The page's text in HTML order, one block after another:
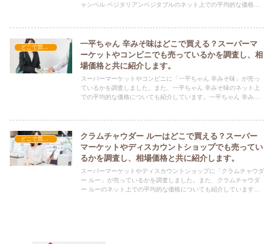
ャンベル ベジタリアンベジタブルのネット上での平均的な価格に
一平ちゃん 辛みそ味はどこで買える？スーパーマ
ーケットやコンビニでも売っているかを調査し、相
場価格と共に紹介します。
スーパーマーケットやコンビニに「一平ちゃん 辛みそ味」が売っ
ているかを調査しました。また、一平ちゃん 辛みそ味のネット上
での平均的な価格についても紹介しています。一平ちゃん 辛みそ
どこで買える？-食品・食材
クラムチャウダー ルーはどこで買える？スーパー
マーケットやディスカウントショップでも売ってい
るかを調査し、相場価格と共に紹介します。
スーパーマーケットやディスカウントショップに「クラムチャウダ
ー ルー」が売っているかを調査しました。また、クラムチャウダ
ー ルーのネット上での平均的な価格についても紹介しています。